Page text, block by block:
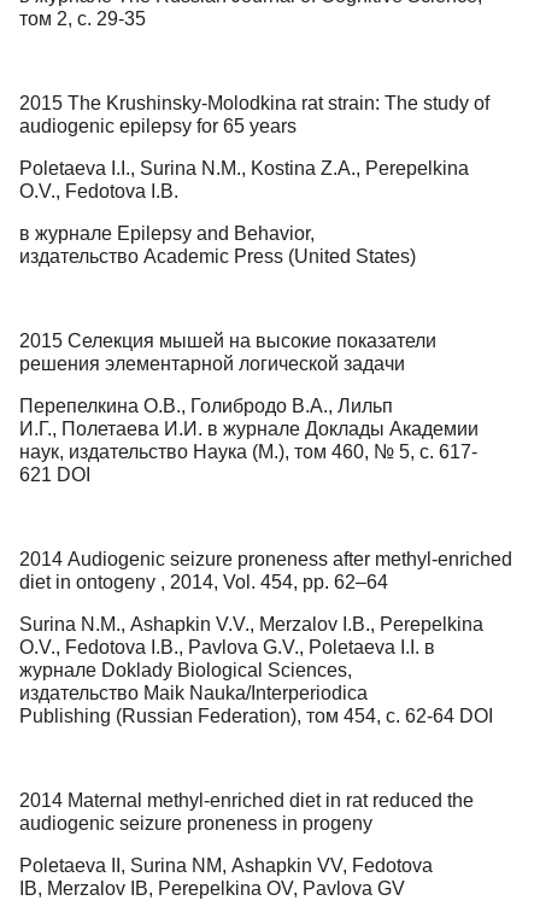
том 2, с. 29-35
2015 The Krushinsky-Molodkina rat strain: The study of
audiogenic epilepsy for 65 years
Poletaeva I.I., Surina N.M., Kostina Z.A., Perepelkina
O.V., Fedotova I.B.
в журнале Epilepsy and Behavior,
издательство Academic Press (United States)
2015 Селекция мышей на высокие показатели
решения элементарной логической задачи
Перепелкина О.В., Голибродо В.А., Лильп
И.Г., Полетаева И.И. в журнале Доклады Академии
наук, издательство Наука (М.), том 460, № 5, с. 617-
621 DOI
2014 Audiogenic seizure proneness after methyl-enriched
diet in ontogeny , 2014, Vol. 454, pp. 62–64
Surina N.M., Ashapkin V.V., Merzalov I.B., Perepelkina
O.V., Fedotova I.B., Pavlova G.V., Poletaeva I.I. в
журнале Doklady Biological Sciences,
издательство Maik Nauka/Interperiodica
Publishing (Russian Federation), том 454, с. 62-64 DOI
2014 Maternal methyl-enriched diet in rat reduced the
audiogenic seizure proneness in progeny
Poletaeva II, Surina NM, Ashapkin VV, Fedotova
IB, Merzalov IB, Perepelkina OV, Pavlova GV